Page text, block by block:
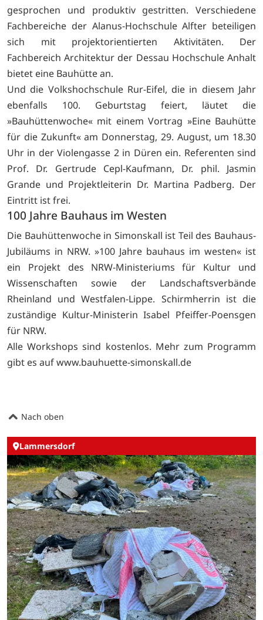
gesprochen und produktiv gestritten. Verschiedene
Fachbereiche der Alanus-Hochschule Alfter beteiligen
sich mit projektorientierten Aktivitäten. Der
Fachbereich Architektur der Dessau Hochschule Anhalt
bietet eine Bauhütte an.
Und die Volkshochschule Rur-Eifel, die in diesem Jahr
ebenfalls 100. Geburtstag feiert, läutet die
»Bauhüttenwoche« mit einem Vortrag »Eine Bauhütte
für die Zukunft« am Donnerstag, 29. August, um 18.30
Uhr in der Violengasse 2 in Düren ein. Referenten sind
Prof. Dr. Gertrude Cepl-Kaufmann, Dr. phil. Jasmin
Grande und Projektleiterin Dr. Martina Padberg. Der
Eintritt ist frei.
100 Jahre Bauhaus im Westen
Die Bauhüttenwoche in Simonskall ist Teil des Bauhaus-
Jubiläums in NRW. »100 Jahre bauhaus im westen« ist
ein Projekt des NRW-Ministeriums für Kultur und
Wissenschaften sowie der Landschaftsverbände
Rheinland und Westfalen-Lippe. Schirmherrin ist die
zuständige Kultur-Ministerin Isabel Pfeiffer-Poensgen
für NRW.
Alle Workshops sind kostenlos. Mehr zum Programm
gibt es auf www.bauhuette-simonskall.de
Nach oben
Lammersdorf